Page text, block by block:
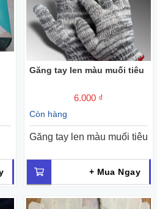
Găng tay len màu muối tiêu
6.000 ₫
Còn hàng
Găng tay len màu muối tiêu
+ Mua Ngay